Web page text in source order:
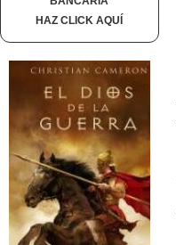
HAZ CLICK AQUÍ